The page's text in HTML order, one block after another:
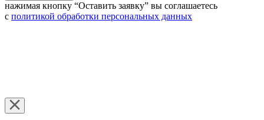
нажимая кнопку “Оставить заявку” вы соглашаетесь
с политикой обработки персональных данных